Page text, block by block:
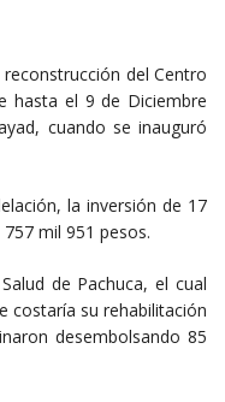
del Centro
hasta el 9 de Diciembre
cuando se inauguró
la inversión de 17
mil 951 pesos.
de Pachuca, el cual
costaría su rehabilitación
desembolsando 85